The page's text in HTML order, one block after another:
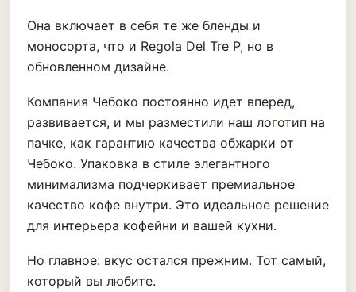
Она включает в себя те же бленды и
моносорта, что и Regola Del Tre P, но в
обновленном дизайне.
Компания Чебоко постоянно идет вперед,
развивается, и мы разместили наш логотип на
пачке, как гарантию качества обжарки от
Чебоко. Упаковка в стиле элегантного
минимализма подчеркивает премиальное
качество кофе внутри. Это идеальное решение
для интерьера кофейни и вашей кухни.
Но главное: вкус остался прежним. Тот самый,
который вы любите.